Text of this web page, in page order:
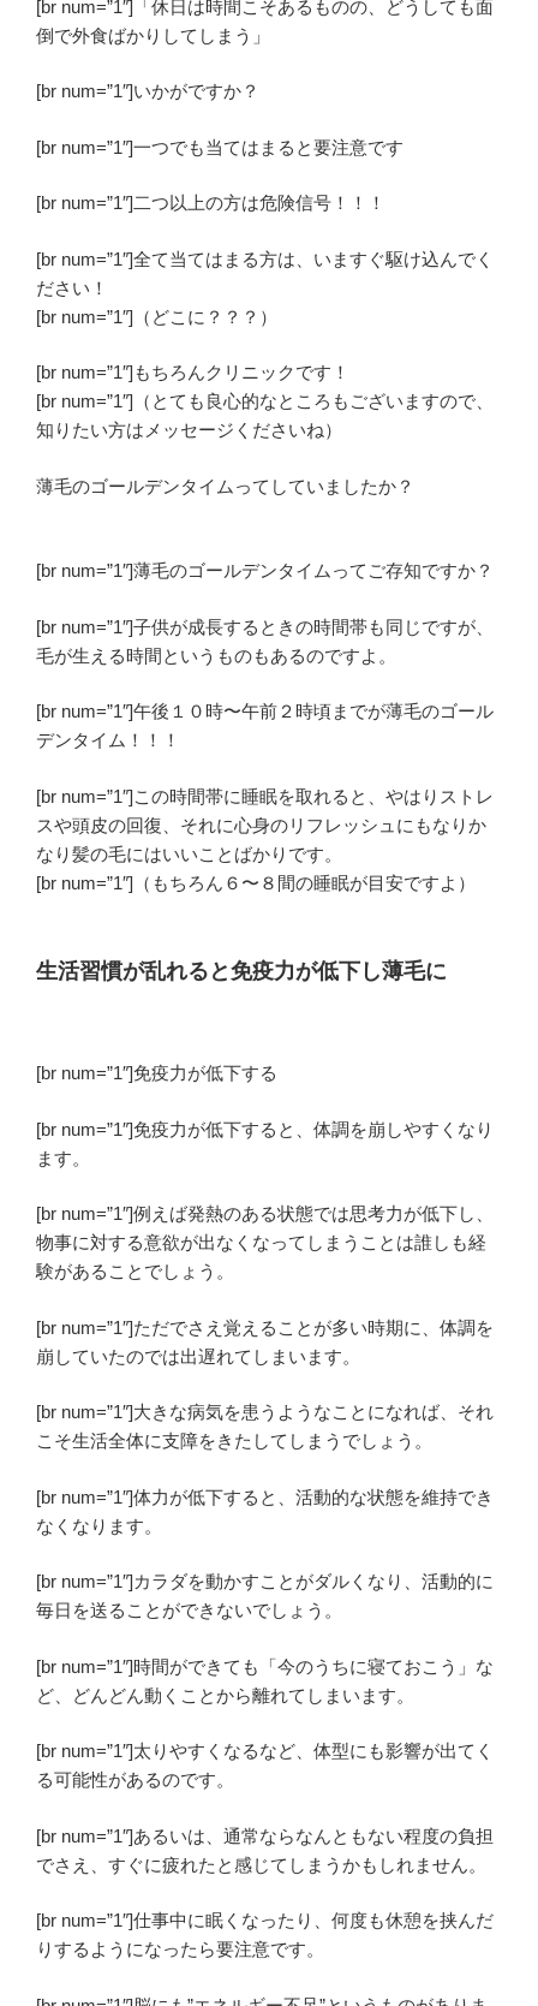
[br num=”1″]「休日は時間こそあるものの、どうしても面
倒で外食ばかりしてしまう」
[br num=”1″]いかがですか？
[br num=”1″]一つでも当てはまると要注意です
[br num=”1″]二つ以上の方は危険信号！！！
[br num=”1″]全て当てはまる方は、いますぐ駆け込んでく
ださい！
[br num=”1″]（どこに？？？）
[br num=”1″]もちろんクリニックです！
[br num=”1″]（とても良心的なところもございますので、
知りたい方はメッセージくださいね）
薄毛のゴールデンタイムってしていましたか？
[br num=”1″]薄毛のゴールデンタイムってご存知ですか？
[br num=”1″]子供が成長するときの時間帯も同じですが、
毛が生える時間というものもあるのですよ。
[br num=”1″]午後１０時〜午前２時頃までが薄毛のゴール
デンタイム！！！
[br num=”1″]この時間帯に睡眠を取れると、やはりストレ
スや頭皮の回復、それに心身のリフレッシュ にもなりか
なり髪の毛にはいいことばかりです。
[br num=”1″]（もちろん６〜８間の睡眠が目安ですよ）
生活習慣が乱れると免疫力が低下し薄毛に
[br num=”1″]免疫力が低下する
[br num=”1″]免疫力が低下すると、体調を崩しやすくなり
ます。
[br num=”1″]例えば発熱のある状態では思考力が低下し、
物事に対する意欲が出なくなってしまうことは誰しも経
験があることでしょう。
[br num=”1″]ただでさえ覚えることが多い時期に、体調を
崩していたのでは出遅れてしまいます。
[br num=”1″]大きな病気を患うようなことになれば、それ
こそ生活全体に支障をきたしてしまうでしょう。
[br num=”1″]体力が低下すると、活動的な状態を維持でき
なくなります。
[br num=”1″]カラダを動かすことがダルくなり、活動的に
毎日を送ることができないでしょう。
[br num=”1″]時間ができても「今のうちに寝ておこう」な
ど、どんどん動くことから離れてしまいます。
[br num=”1″]太りやすくなるなど、体型にも影響が出てく
る可能性があるのです。
[br num=”1″]あるいは、通常ならなんともない程度の負担
でさえ、すぐに疲れたと感じてしまうかもしれません。
[br num=”1″]仕事中に眠くなったり、何度も休憩を挟んだ
りするようになったら要注意です。